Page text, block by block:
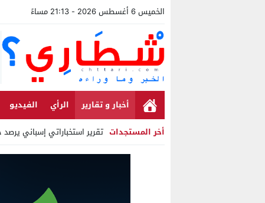
الخميس 6 أغسطس 2026 - 21:13 مساءً
أخبار و تقارير الرأي الفيديو
أخر المستجدات تقرير استخباراتي إسباني يرصد
Stop